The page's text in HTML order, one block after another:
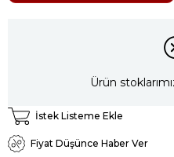
Ürün
İstek Listeme Ekle
Fiyat Düşünce Haber Ver